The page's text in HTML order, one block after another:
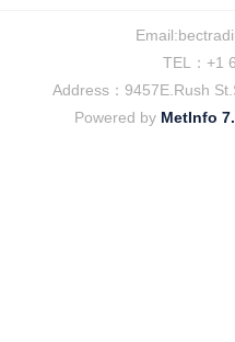
Email:
TEL：+1
Address：9457E.Rush
Powered by MetInfo